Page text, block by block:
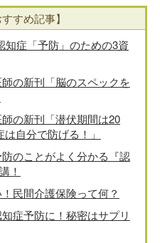
すめ記事】
知症「予防」のための3資
の新刊「脳のスペックを
の新刊「潜伏期間は20
自分で防げる！」
のことがよく分かる『認
！
民間介護保険って何？
症予防に！秘密はサプリ